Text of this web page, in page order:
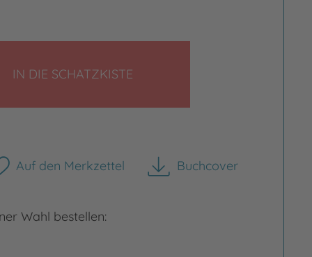
IN DIE SCHATZKISTE
Auf den Merkzettel Buchcover
herunterladen
Wahl bestellen: